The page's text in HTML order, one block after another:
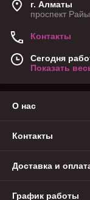
г. Алматы
проспект
Контакты
Сегодня
Показать
О нас
Контакты
Доставка и
График работы